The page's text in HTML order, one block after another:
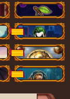
Rockin Rooster
NIEUWIcy Joker
NIEUWK8 Soccer
NIEUWAtlan Gold